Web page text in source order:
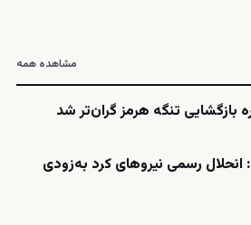
مشاهده همه
بازگشایی تنگه هرمز گران‌تر شد
انحلال رسمی نیروهای کرد به‌زودی